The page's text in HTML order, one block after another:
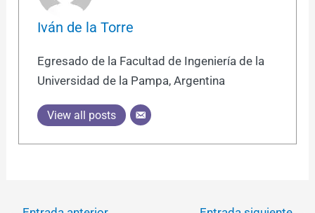
Iván de la Torre
Egresado de la Facultad de Ingeniería de la
Universidad de la Pampa, Argentina
View all posts